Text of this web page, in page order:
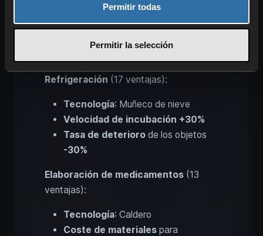
Permitir todas
Permitir la selección
Recompensas de expedición
+15%
Velocidad de extracción de
Refrigeración (17 ventajas):
Tecnología: Muñeco de nieve
Velocidad de incubación +30%
Tasa de deterioro de los objetos
-30%
Elaboración de medicamentos (13
ventajas):
Tecnología: Caldero
Coste de materiales para